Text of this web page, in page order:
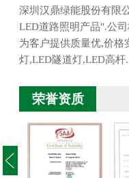
深圳汉鼎绿能股份有限
LED道路照明产品".公
为客户提供质量优,价格
灯,LED隧道灯,LED高杆
荣誉资质